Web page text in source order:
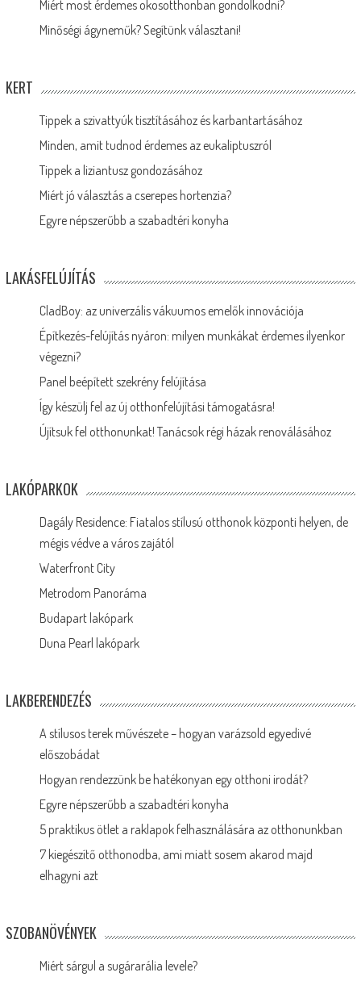
Miért most érdemes okosotthonban gondolkodni?
Minőségi ágyneműk? Segítünk választani!
KERT
Tippek a szivattyúk tisztításához és karbantartásához
Minden, amit tudnod érdemes az eukaliptuszról
Tippek a liziantusz gondozásához
Miért jó választás a cserepes hortenzia?
Egyre népszerűbb a szabadtéri konyha
LAKÁSFELÚJÍTÁS
CladBoy: az univerzális vákuumos emelők innovációja
Építkezés-felújítás nyáron: milyen munkákat érdemes ilyenkor
végezni?
Panel beépített szekrény felújítása
Így készülj fel az új otthonfelújítási támogatásra!
Újítsuk fel otthonunkat! Tanácsok régi házak renoválásához
LAKÓPARKOK
Dagály Residence: Fiatalos stílusú otthonok központi helyen, de
mégis védve a város zajától
Waterfront City
Metrodom Panoráma
Budapart lakópark
Duna Pearl lakópark
LAKBERENDEZÉS
A stílusos terek művészete – hogyan varázsold egyedivé
előszobádat
Hogyan rendezzünk be hatékonyan egy otthoni irodát?
Egyre népszerűbb a szabadtéri konyha
5 praktikus ötlet a raklapok felhasználására az otthonunkban
7 kiegészítő otthonodba, ami miatt sosem akarod majd
elhagyni azt
SZOBANÖVÉNYEK
Miért sárgul a sugárarália levele?